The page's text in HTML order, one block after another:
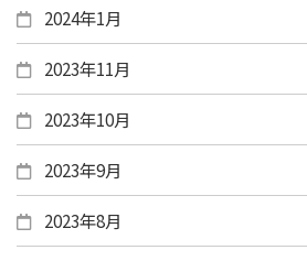
2024年1月
2023年11月
2023年10月
2023年9月
2023年8月